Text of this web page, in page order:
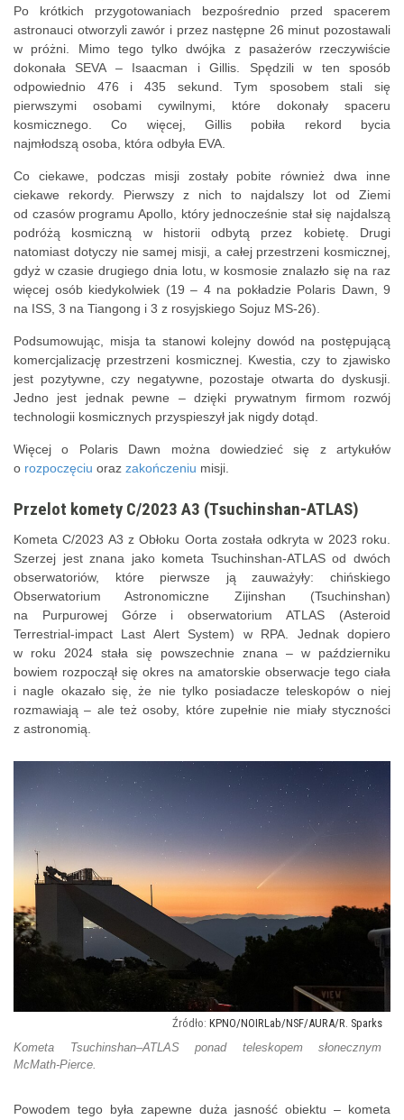
Po krótkich przygotowaniach bezpośrednio przed spacerem
astronauci otworzyli zawór i przez następne 26 minut pozostawali
w próżni. Mimo tego tylko dwójka z pasażerów rzeczywiście
dokonała SEVA – Isaacman iGillis . Spędzili w ten sposób
odpowiednio 476 i 435 sekund. Tym sposobem stali się
pierwszymi osobami cywilnymi, które dokonały spaceru
kosmicznego. Co więcej, Gillis pobiła rekord bycia
najmłodszą osoba, która odbyła EVA.
Co ciekawe, podczas misji zostały pobite również dwa inne
ciekawe rekordy. Pierwszy z nich to najdalszy lot od Ziemi
od czasów programu Apollo, który jednocześnie stał się najdalszą
podróżą kosmiczną w historii odbytą przez kobietę. Drugi
natomiast dotyczy nie samej misji, a całej przestrzeni kosmicznej,
gdyż w czasie drugiego dnia lotu, w kosmosie znalazło się na raz
więcej osób kiedykolwiek (19 – 4 na pokładzie Polaris Dawn, 9
na ISS, 3 na Tiangong i 3 z rosyjskiego Sojuz MS-26).
Podsumowując, misja ta stanowi kolejny dowód na postępującą
komercjalizację przestrzeni kosmicznej. Kwestia, czy to zjawisko
jest pozytywne, czy negatywne, pozostaje otwarta do dyskusji.
Jedno jest jednak pewne – dzięki prywatnym firmom rozwój
technologii kosmicznych przyspieszył jak nigdy dotąd.
Więcej o Polaris Dawn można dowiedzieć się z artykułów
o rozpoczęciu oraz zakończeniu misji.
Przelot komety C/2023 A3 (Tsuchinshan-ATLAS)
Kometa C/2023 A3 z Obłoku Oorta została odkryta w 2023 roku.
Szerzej jest znana jako kometa Tsuchinshan-ATLAS od dwóch
obserwatoriów, które pierwsze ją zauważyły: chińskiego
Obserwatorium Astronomiczne Zijinshan (Tsuchinshan)
na Purpurowej Górze i obserwatorium ATLAS (Asteroid
Terrestrial-impact Last Alert System) w RPA. Jednak dopiero
w roku 2024 stała się powszechnie znana – w październiku
bowiem rozpoczął się okres na amatorskie obserwacje tego ciała
i nagle okazało się, że nie tylko posiadacze teleskopów o niej
rozmawiają – ale też osoby, które zupełnie nie miały styczności
z astronomią.
KPNO/NOIRLab/NSF/AURA/R. Sparks
Kometa Tsuchinshan–ATLAS ponad teleskopem słonecznym
McMath-Pierce.
Powodem tego była zapewne duża jasność obiektu – kometa